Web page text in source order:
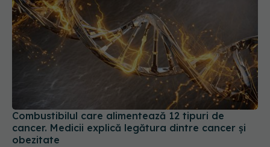
Combustibilul care alimentează 12 tipuri de
cancer. Medicii explică legătura dintre cancer și
obezitate